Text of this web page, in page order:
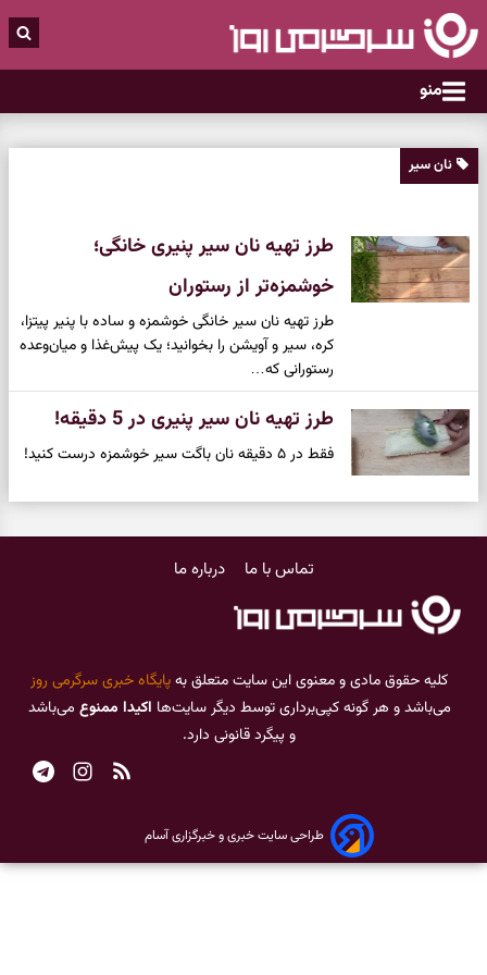
منو
نان سیر
طرز تهیه نان سیر پنیری خانگی؛
خوشمزه‌تر از رستوران
طرز تهیه نان سیر خانگی خوشمزه و ساده با پنیر پیتزا،
کره، سیر و آویشن را بخوانید؛ یک پیش‌غذا و میان‌وعده
رستورانی که…
طرز تهیه نان سیر پنیری در 5 دقیقه!
فقط در ۵ دقیقه نان باگت سیر خوشمزه درست کنید!
تماس با ما درباره ما
کلیه حقوق مادی و معنوی این سایت متعلق بهپایگاه خبری سرگرمی روز
می‌باشد و هر گونه کپی‌برداری توسط دیگر سایت‌ها اکیدا ممنوع می‌باشد
و پیگرد قانونی دارد.
طراحی سایت خبری و خبرگزاری آسام